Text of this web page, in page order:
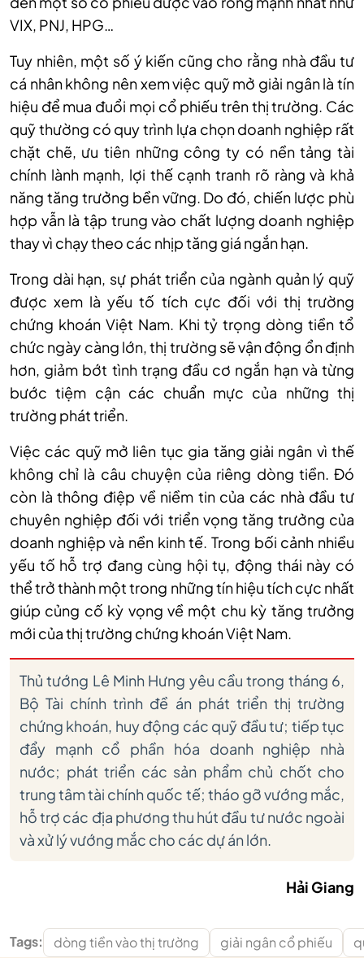
VIX, PNJ, HPG…
Tuy nhiên, một số ý kiến cũng cho rằng nhà đầu tư
cá nhân không nên xem việc quỹ mở giải ngân là tín
hiệu để mua đuổi mọi cổ phiếu trên thị trường. Các
quỹ thường có quy trình lựa chọn doanh nghiệp rất
chặt chẽ, ưu tiên những công ty có nền tảng tài
chính lành mạnh, lợi thế cạnh tranh rõ ràng và khả
năng tăng trưởng bền vững. Do đó, chiến lược phù
hợp vẫn là tập trung vào chất lượng doanh nghiệp
thay vì chạy theo các nhịp tăng giá ngắn hạn.
Trong dài hạn, sự phát triển của ngành quản lý quỹ
được xem là yếu tố tích cực đối với thị trường
chứng khoán Việt Nam. Khi tỷ trọng dòng tiền tổ
chức ngày càng lớn, thị trường sẽ vận động ổn định
hơn, giảm bớt tình trạng đầu cơ ngắn hạn và từng
bước tiệm cận các chuẩn mực của những thị
trường phát triển.
Việc các quỹ mở liên tục gia tăng giải ngân vì thế
không chỉ là câu chuyện của riêng dòng tiền. Đó
còn là thông điệp về niềm tin của các nhà đầu tư
chuyên nghiệp đối với triển vọng tăng trưởng của
doanh nghiệp và nền kinh tế. Trong bối cảnh nhiều
yếu tố hỗ trợ đang cùng hội tụ, động thái này có
thể trở thành một trong những tín hiệu tích cực nhất
giúp củng cố kỳ vọng về một chu kỳ tăng trưởng
mới của thị trường chứng khoán Việt Nam.
Thủ tướng Lê Minh Hưng yêu cầu trong tháng 6,
Bộ Tài chính trình đề án phát triển thị trường
chứng khoán, huy động các quỹ đầu tư; tiếp tục
đẩy mạnh cổ phần hóa doanh nghiệp nhà
nước; phát triển các sản phẩm chủ chốt cho
trung tâm tài chính quốc tế; tháo gỡ vướng mắc,
hỗ trợ các địa phương thu hút đầu tư nước ngoài
và xử lý vướng mắc cho các dự án lớn.
Hải Giang
Tags: dòng tiền vào thị trường giải ngân cổ phiếu